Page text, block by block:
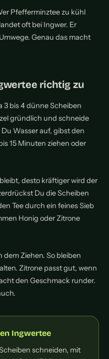
Pfefferminztee zu kühl
oft bei Ingwer. Er
Genau das macht
richtig zu
3 bis 4 dünne Scheiben
gründlich und schneide
Wasser auf, gibst den
15 Minuten ziehen oder
desto kräftiger wird der
Du die Scheiben
Tee durch ein feines Sieb
Honig oder Zitrone
dem Ziehen. So bleiben
Zitrone passt gut, wenn
den Geschmack runder.
Ingwertee
schneiden, mit